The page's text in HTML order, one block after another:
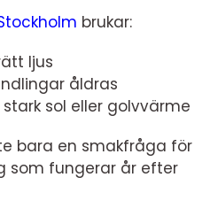
brukar:
ljus
åldras
sol eller golvvärme
bara en smakfråga för
som fungerar år efter